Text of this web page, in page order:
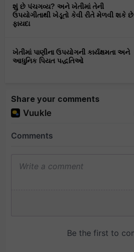
શું છે પંચગવ્ય? અને ખેતીમાં તેની
ઉપયોગીતાથી ખેડૂતો કેવી રીતે મેળવી શકે છે
ફાયદા
ખેતીમાં પાણીના ઉપયોગની કાર્યક્ષમતા અને
આધુનિક પિયત પદ્ધતિઓ
Share your comments